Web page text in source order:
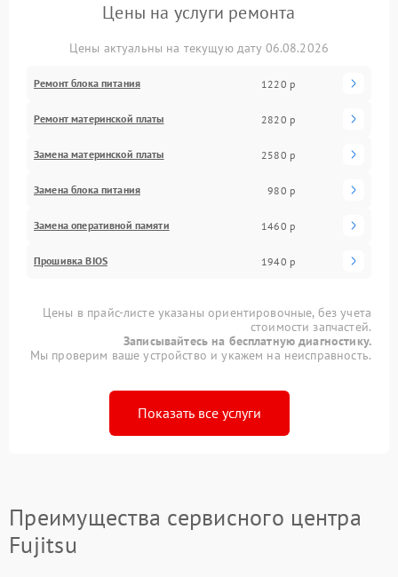
Цены на услуги ремонта
Цены актуальны на текущую дату 06.08.2026
Ремонт блока питания 1220 р
Ремонт материнской платы 2820 р
Замена материнской платы 2580 р
Замена блока питания 980 р
Замена оперативной памяти 1460 р
Прошивка BIOS 1940 р
Цены в прайс-листе указаны ориентировочные, без учета
стоимости запчастей.
Записывайтесь на бесплатную диагностику.
Мы проверим ваше устройство и укажем на неисправность.
Показать все услуги
Преимущества сервисного центра
Fujitsu